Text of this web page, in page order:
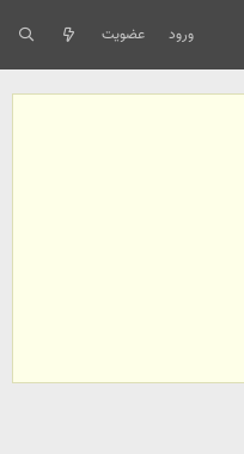
ورود عضویت